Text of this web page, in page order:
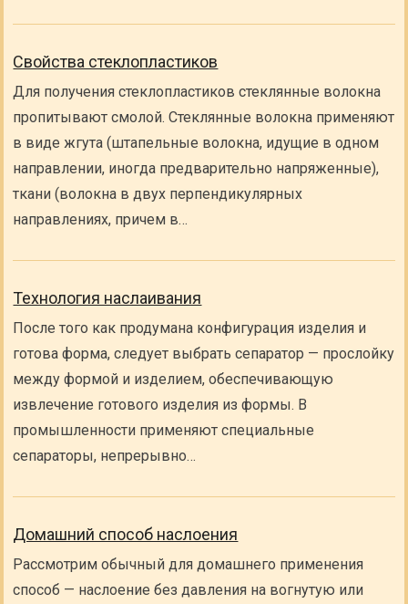
Свойства стеклопластиков
Для получения стеклопластиков стеклянные волокна
пропитывают смолой. Стеклянные волокна применяют
в виде жгута (штапельные волокна, идущие в одном
направлении, иногда предварительно напряженные),
ткани (волокна в двух перпендикулярных
направлениях, причем в…
Технология наслаивания
После того как продумана конфигурация изделия и
готова форма, следует выбрать сепаратор — прослойку
между формой и изделием, обеспечивающую
извлечение готового изделия из формы. В
промышленности применяют специальные
сепараторы, непрерывно…
Домашний способ наслоения
Рассмотрим обычный для домашнего применения
способ — наслоение без давления на вогнутую или